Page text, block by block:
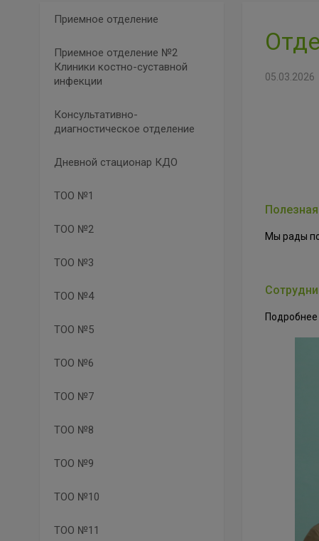
Приемное отделение
Приемное отделение №2
Клиники костно-суставной
инфекции
Консультативно-
диагностическое отделение
Дневной стационар КДО
ТОО №1
ТОО №2
ТОО №3
ТОО №4
ТОО №5
ТОО №6
ТОО №7
ТОО №8
ТОО №9
ТОО №10
ТОО №11
05.03.2026
Мы рады